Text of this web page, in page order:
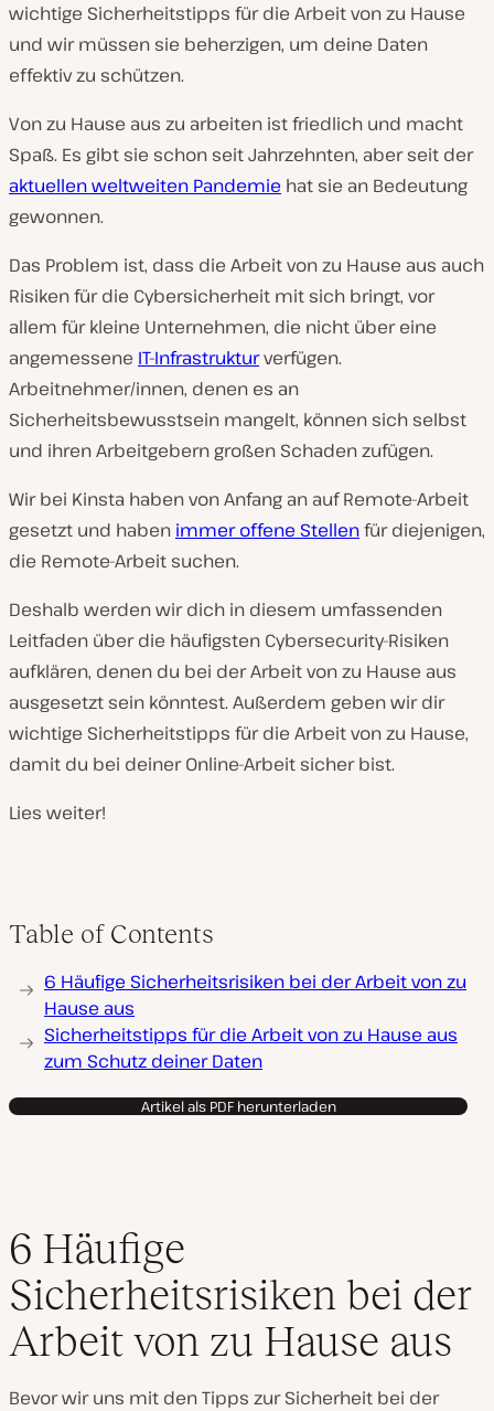
wichtige Sicherheitstipps für die Arbeit von zu Hause
und wir müssen sie beherzigen, um deine Daten
effektiv zu schützen.
Von zu Hause aus zu arbeiten ist friedlich und macht
Spaß. Es gibt sie schon seit Jahrzehnten, aber seit der
aktuellen weltweiten Pandemie hat sie an Bedeutung
gewonnen.
Das Problem ist, dass die Arbeit von zu Hause aus auch
Risiken für die Cybersicherheit mit sich bringt, vor
allem für kleine Unternehmen, die nicht über eine
angemessene IT-Infrastrukturverfügen.
Arbeitnehmer/innen, denen es an
Sicherheitsbewusstsein mangelt, können sich selbst
und ihren Arbeitgebern großen Schaden zufügen.
Wir bei Kinsta haben von Anfang an auf Remote-Arbeit
gesetzt und haben immer offene Stellenfür diejenigen,
die Remote-Arbeit suchen.
Deshalb werden wir dich in diesem umfassenden
Leitfaden über die häufigsten Cybersecurity-Risiken
aufklären, denen du bei der Arbeit von zu Hause aus
ausgesetzt sein könntest. Außerdem geben wir dir
wichtige Sicherheitstipps für die Arbeit von zu Hause,
damit du bei deiner Online-Arbeit sicher bist.
Lies weiter!
Table of Contents
6 Häufige Sicherheitsrisiken bei der Arbeit von zu
Hause aus
Sicherheitstipps für die Arbeit von zu Hause aus
zum Schutz deiner Daten
Artikel als PDF herunterladen
6 Häufige
Sicherheitsrisiken bei der
Arbeit von zu Hause aus
Bevor wir uns mit den Tipps zur Sicherheit bei der